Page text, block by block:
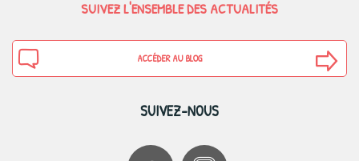
SUIVEZ L'ENSEMBLE DES ACTUALITÉS
ACCÉDER AU BLOG
SUIVEZ-NOUS